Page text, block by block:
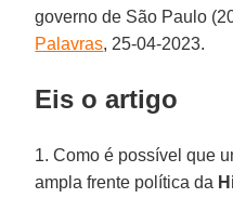
governo de São Paulo
Palavras, 25-04-2023.
Eis o artigo
1. Como é possível que
ampla frente política da